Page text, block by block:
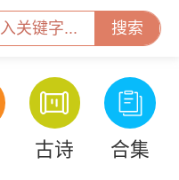
搜索
古诗 合集